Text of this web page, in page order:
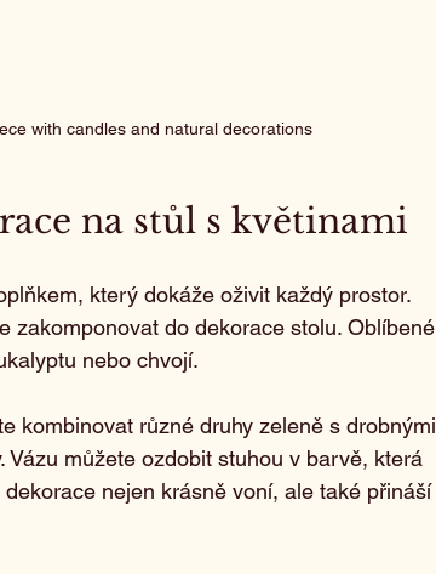
with candles and natural decorations
na stůl s květinami
který dokáže oživit každý prostor.
zakomponovat do dekorace stolu. Oblíbené
nebo chvojí.
kombinovat různé druhy zeleně s drobnými
můžete ozdobit stuhou v barvě, která
nejen krásně voní, ale také přináší